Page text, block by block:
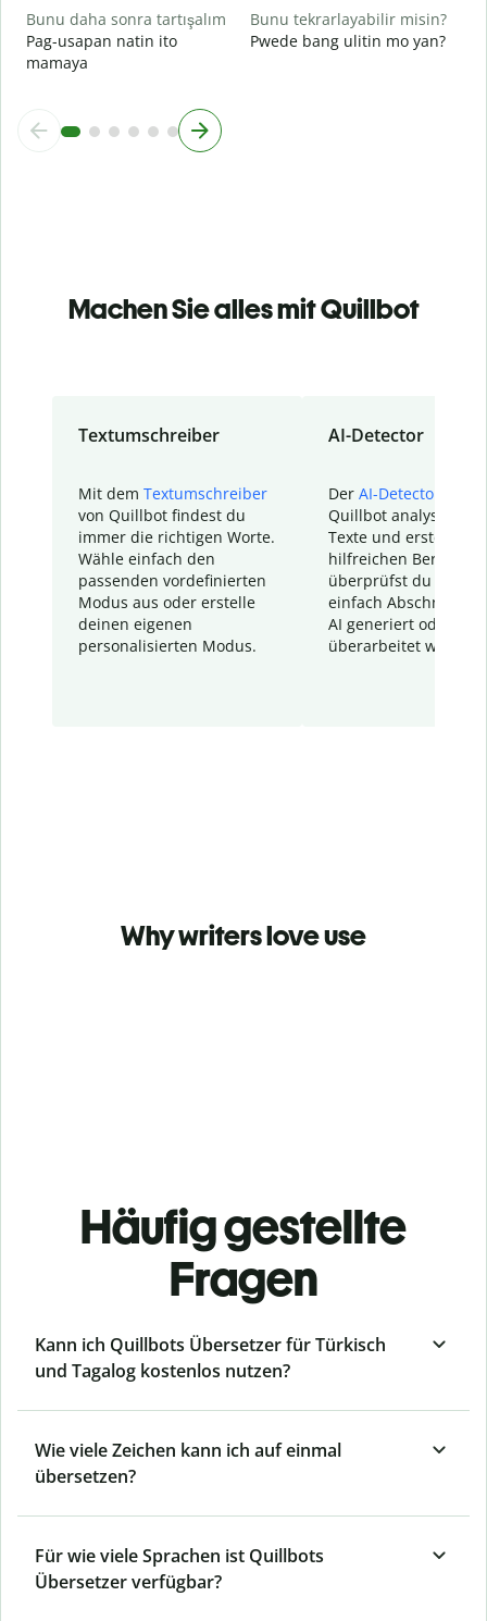
Bunu daha sonra tartışalım
Pag-usapan natin ito
mamaya
Bunu tekrarlayabilir misin?
Pwede bang ulitin mo yan?
Machen Sie alles mit Quillbot
Textumschreiber
Mit dem Textumschreiber
von Quillbot findest du
immer die richtigen Worte.
Wähle einfach den
passenden vordefinierten
Modus aus oder erstelle
deinen eigenen
personalisierten Modus.
AI-Detector
Der AI-Detector
Quillbot analysiert
Texte und erstellt
hilfreichen Bericht.
überprüfst du
einfach Abschnitte,
AI generiert oder
überarbeitet wurden.
Why writers love use
Häufig gestellte
Fragen
Kann ich Quillbots Übersetzer für Türkisch
und Tagalog kostenlos nutzen?
Wie viele Zeichen kann ich auf einmal
übersetzen?
Für wie viele Sprachen ist Quillbots
Übersetzer verfügbar?